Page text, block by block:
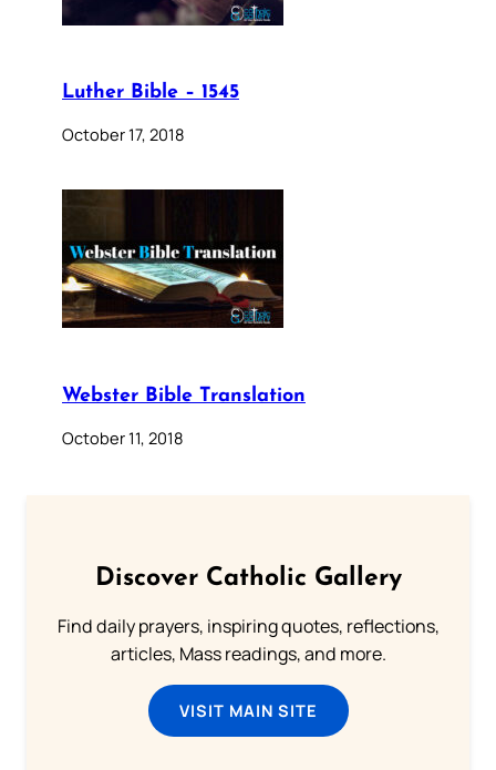
Luther Bible – 1545
October 17, 2018
Webster Bible Translation
October 11, 2018
Discover Catholic Gallery
Find daily prayers, inspiring quotes, reflections,
articles, Mass readings, and more.
VISIT MAIN SITE